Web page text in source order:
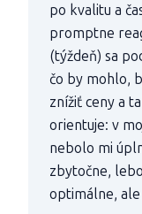
po kvalitu a
promptne
(týždeň) sa
čo by mohlo,
znížiť ceny a
orientuje: v
nebolo mi
zbytočne,
optimálne,